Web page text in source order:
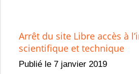
Arrêt du site Libre accès à
scientifique et technique
Publié le 7 janvier 2019